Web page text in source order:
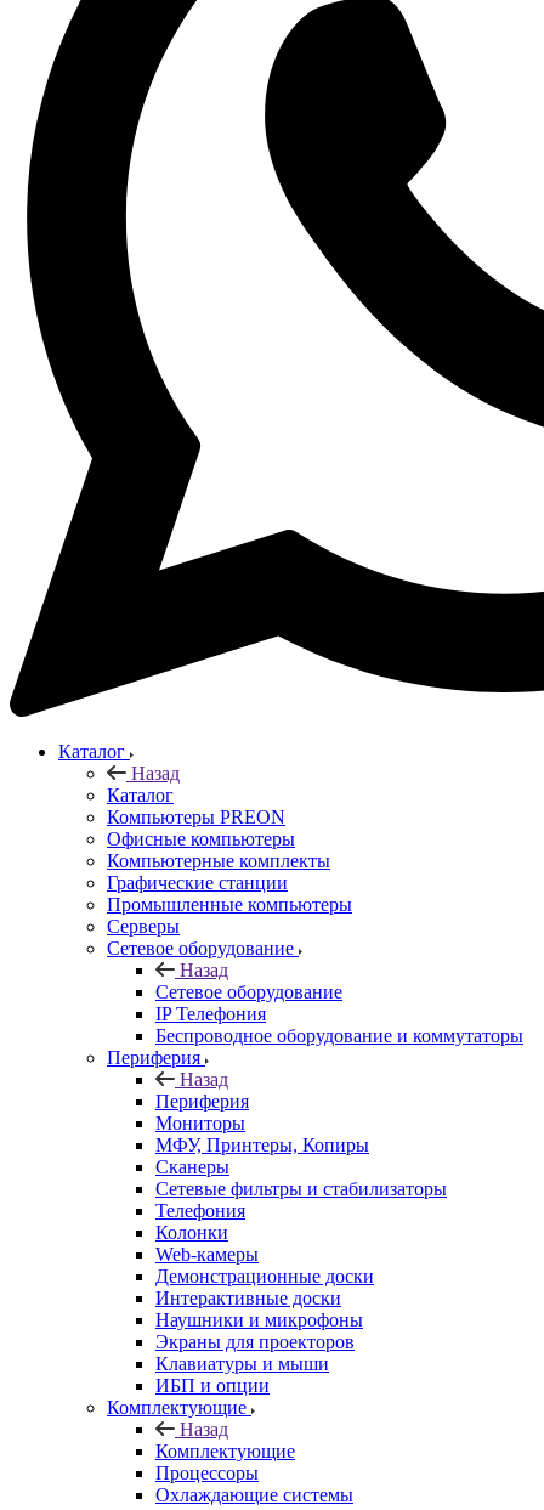
Каталог
Назад
Каталог
Компьютеры PREON
Офисные компьютеры
Компьютерные комплекты
Графические станции
Промышленные компьютеры
Серверы
Сетевое оборудование
Назад
Сетевое оборудование
IP Телефония
Беспроводное оборудование и коммутаторы
Периферия
Назад
Периферия
Мониторы
МФУ, Принтеры, Копиры
Сканеры
Сетевые фильтры и стабилизаторы
Телефония
Колонки
Web-камеры
Демонстрационные доски
Интерактивные доски
Наушники и микрофоны
Экраны для проекторов
Клавиатуры и мыши
ИБП и опции
Комплектующие
Назад
Комплектующие
Процессоры
Охлаждающие системы